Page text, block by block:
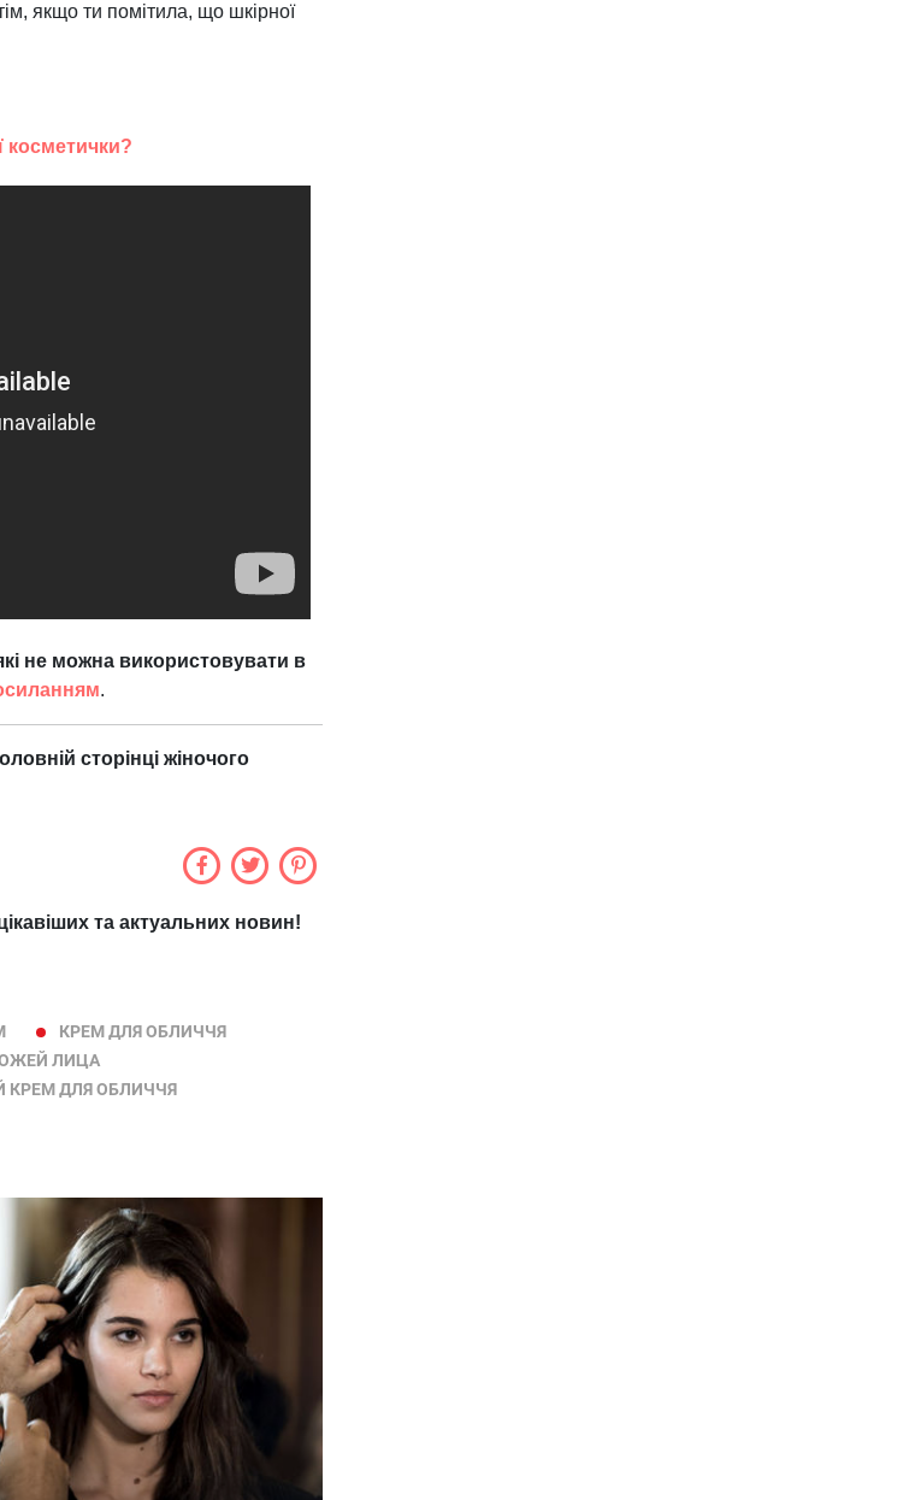
якщо ти помітила, що шкірної
косметички?
не можна використовувати в
.
сторінці жіночого
та актуальних новин!
КРЕМ ДЛЯ ОБЛИЧЧЯ
ЛИЦА
КРЕМ ДЛЯ ОБЛИЧЧЯ